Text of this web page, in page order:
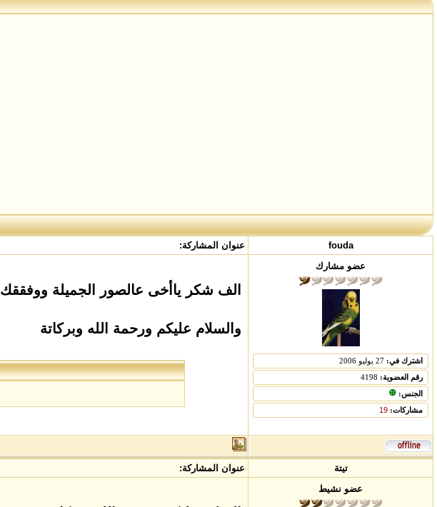
fouda عنوان المشاركة:
عضو مشارك
اشترك في:
رقم العضوية:
الجنس:
مشاركات: 19
الف شكر ياأخى عالصور الجميلة ووفققك
والسلام عليكم ورحمة الله وبركاتة
تيتة عنوان المشاركة:
عضو نشيط